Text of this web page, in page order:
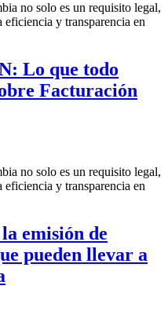
no solo es un requisito legal,
eficiencia y transparencia en
Lo que todo
Facturación
no solo es un requisito legal,
eficiencia y transparencia en
emisión de
pueden llevar a